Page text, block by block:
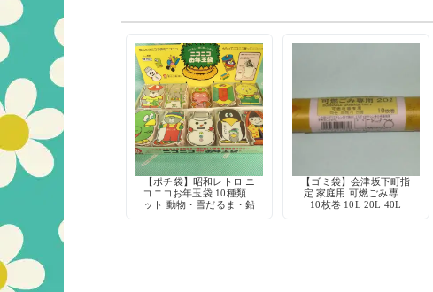
【ポチ袋】昭和レトロ ニ
コニコお年玉袋 10種類セ
ット 動物・雪だるま・鉛
【ゴミ袋】会津坂下町指
定 家庭用 可燃ごみ専用
10枚巻 10L 20L 40L